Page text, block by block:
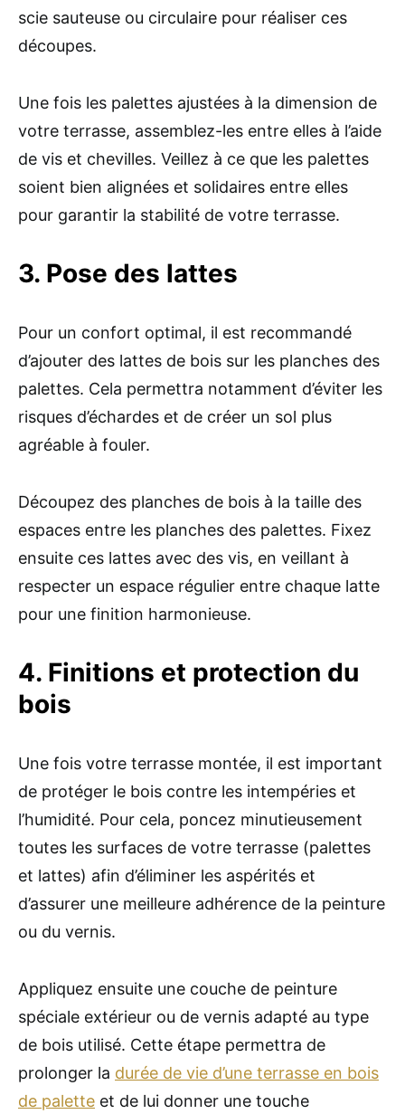
scie sauteuse ou circulaire pour réaliser ces
découpes.
Une fois les palettes ajustées à la dimension de
votre terrasse, assemblez-les entre elles à l’aide
de vis et chevilles. Veillez à ce que les palettes
soient bien alignées et solidaires entre elles
pour garantir la stabilité de votre terrasse.
3. Pose des lattes
Pour un confort optimal, il est recommandé
d’ajouter des lattes de bois sur les planches des
palettes. Cela permettra notamment d’éviter les
risques d’échardes et de créer un sol plus
agréable à fouler.
Découpez des planches de bois à la taille des
espaces entre les planches des palettes. Fixez
ensuite ces lattes avec des vis, en veillant à
respecter un espace régulier entre chaque latte
pour une finition harmonieuse.
4. Finitions et protection du
bois
Une fois votre terrasse montée, il est important
de protéger le bois contre les intempéries et
l’humidité. Pour cela, poncez minutieusement
toutes les surfaces de votre terrasse (palettes
et lattes) afin d’éliminer les aspérités et
d’assurer une meilleure adhérence de la peinture
ou du vernis.
Appliquez ensuite une couche de peinture
spéciale extérieur ou de vernis adapté au type
de bois utilisé. Cette étape permettra de
prolonger la durée de vie d’une terrasse en bois
de palette et de lui donner une touche